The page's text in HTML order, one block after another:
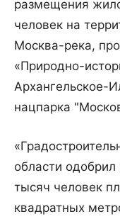
размещения
человек на
Москва-река,
«Природно-
Архангельское-
нацпарка
области
тысяч человек
квадратных